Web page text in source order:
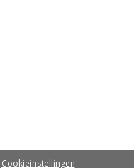
Cookieinstellingen